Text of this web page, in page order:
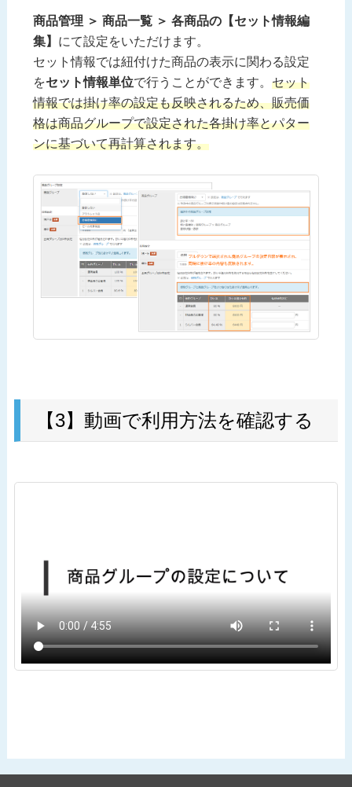
商品管理 ＞ 商品一覧 ＞ 各商品の【セット情報編
集】 にて設定をいただけます。
セット情報では紐付けた商品の表示に関わる設定
をセット情報単位で行うことができます。 セット
情報では掛け率の設定も反映されるため、販売価
格は商品グループで設定された各掛け率とパター
ンに基づいて再計算されます。
【3】動画で利用方法を確認する